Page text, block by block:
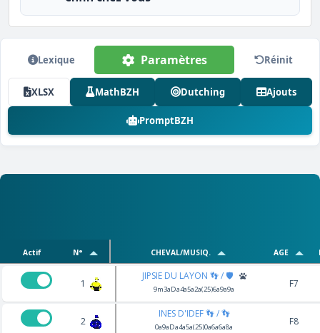
Lexique Paramètres Réinit
XLSX MathBZH Dutching Ajouts
PromptBZH
Actif N° CHEVAL/MUSIQ. AGE
1
JIPSIE DU LAYON 👣 / 🛡️
9m3aDa4a5a2a(25)6a9a9a F7
2
INES D'IDEF 👣 / 👣
0a9aDa4a5a(25)0a6a6a8a F8